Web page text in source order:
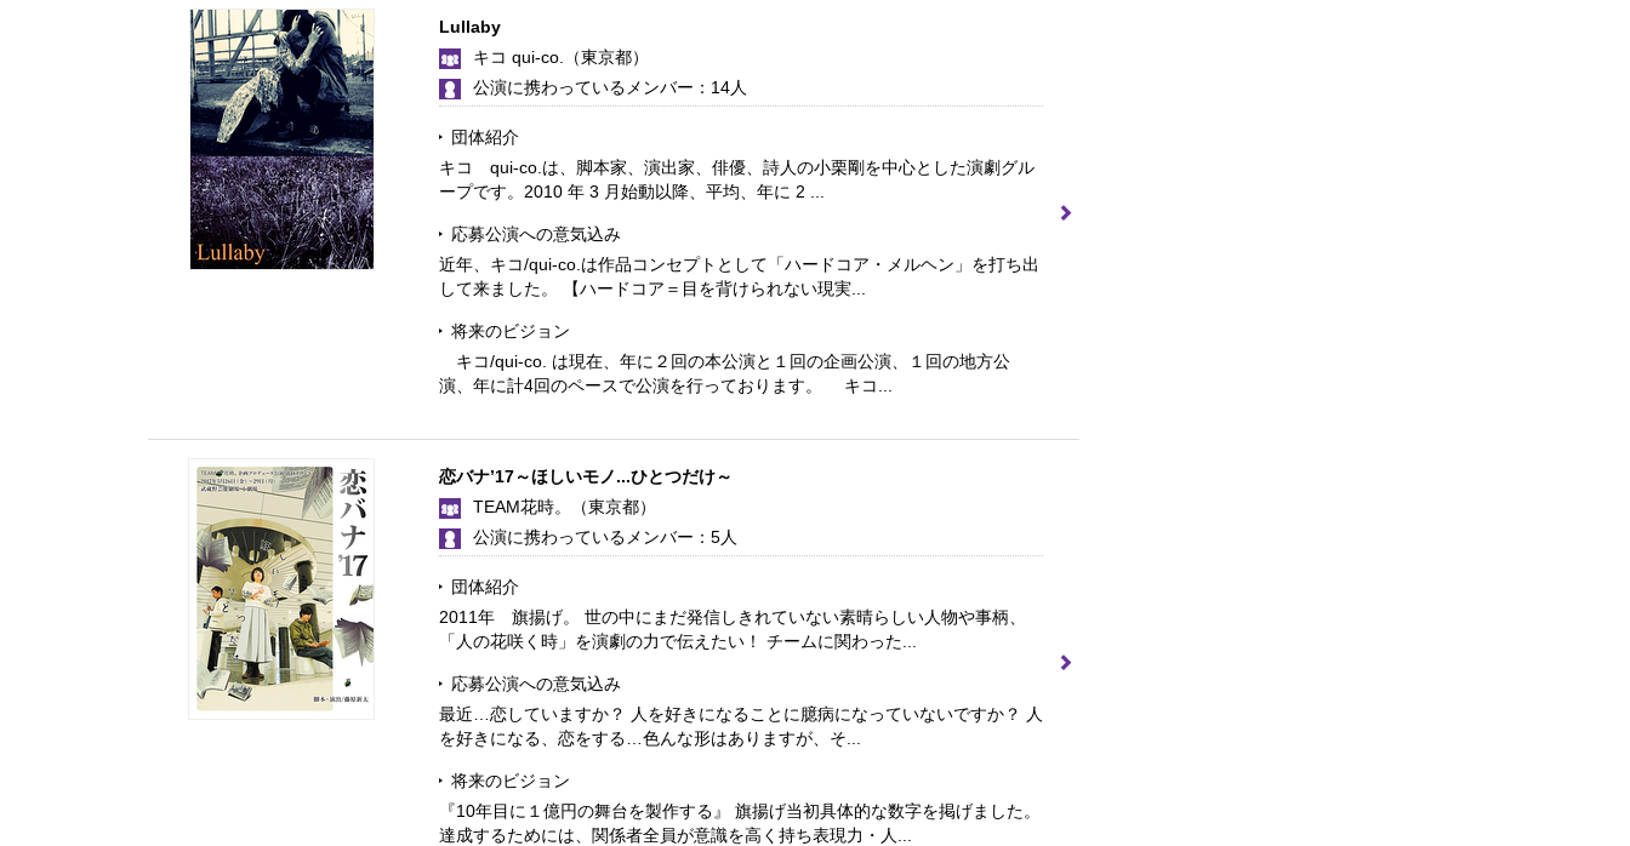
Lullaby
キコ qui-co.
（東京都）
公演に携わっているメンバー：14人
団体紹介
キコ qui-co.は、脚本家、演出家、俳優、詩人の小栗剛を中心とした演劇グル
ープです。2010 年 3 月始動以降、平均、年に 2 ...
応募公演への意気込み
近年、キコ/qui-co.は作品コンセプトとして「ハードコア・メルヘン」を打ち出
して来ました。 【ハードコア＝目を背けられない現実...
将来のビジョン
キコ/qui-co. は現在、年に２回の本公演と１回の企画公演、１回の地方公
演、年に計4回のペースで公演を行っております。 キコ...
恋バナ’17～ほしいモノ...ひとつだけ～
TEAM花時。
（東京都）
公演に携わっているメンバー：5人
団体紹介
2011年 旗揚げ。 世の中にまだ発信しきれていない素晴らしい人物や事柄、
「人の花咲く時」を演劇の力で伝えたい！ チームに関わった...
応募公演への意気込み
最近…恋していますか？ 人を好きになることに臆病になっていないですか？ 人
を好きになる、恋をする…色んな形はありますが、そ...
将来のビジョン
『10年目に１億円の舞台を製作する』 旗揚げ当初具体的な数字を掲げました。
達成するためには、関係者全員が意識を高く持ち表現力・人...